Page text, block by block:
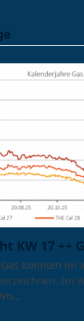
KW 17 ++
konnten im
Im